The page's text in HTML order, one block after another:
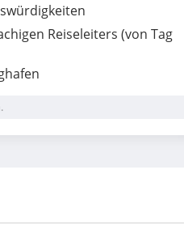
Reiseleiters (von Tag